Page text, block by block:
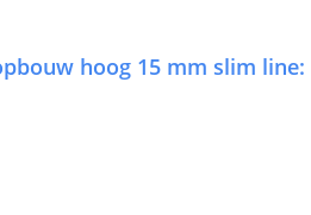
hoog 15 mm slim line: